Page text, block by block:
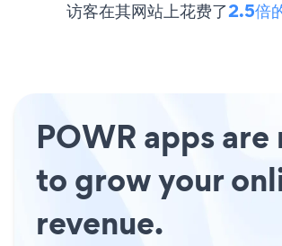
访客在其网站上花费了2.5倍
POWR apps are
to grow your
revenue.